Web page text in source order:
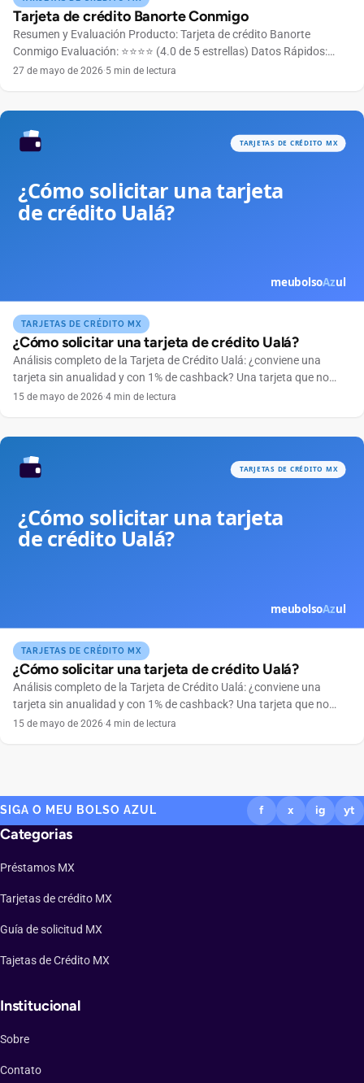
Tarjeta de crédito Banorte Conmigo
Resumen y Evaluación Producto: Tarjeta de crédito Banorte
Conmigo Evaluación: ⭐⭐⭐⭐ (4.0 de 5 estrellas) Datos Rápidos:
Anualidad Gratuita el primer año Bandera Mastercard Límite de
pensados […]
27 de mayo de 2026·5 min de lectura
TARJETAS DE CRÉDITO MX
¿Cómo solicitar una tarjeta de crédito Ualá?
Análisis completo de la Tarjeta de Crédito Ualá: ¿conviene una
tarjeta sin anualidad y con 1% de cashback? Una tarjeta que no
cobra anualidad, se maneja por completo desde el celular y
15 de mayo de 2026·4 min de lectura
TARJETAS DE CRÉDITO MX
¿Cómo solicitar una tarjeta de crédito Ualá?
Análisis completo de la Tarjeta de Crédito Ualá: ¿conviene una
tarjeta sin anualidad y con 1% de cashback? Una tarjeta que no
cobra anualidad, se maneja por completo desde el celular y
15 de mayo de 2026·4 min de lectura
SIGA O MEU BOLSO AZUL f x ig yt
Categorias
Préstamos MX
Tarjetas de crédito MX
Guía de solicitud MX
Tajetas de Crédito MX
Institucional
Sobre
Contato